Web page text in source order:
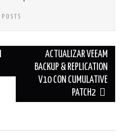
POSTS
ACTUALIZAR VEEAM
BACKUP & REPLICATION
V10 CON CUMULATIVE
PATCH2